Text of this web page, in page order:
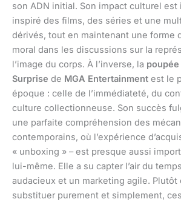
son ADN initial. Son impact culturel est
inspiré des films, des séries et une
dérivés, tout en maintenant une forme
moral dans les discussions sur la
l’image du corps. À l’inverse, la poupée
Surprise de MGA Entertainment est le
époque : celle de l’immédiateté, du
culture collectionneuse. Son succès
une parfaite compréhension des
contemporains, où l’expérience
« unboxing » – est presque aussi
lui-même. Elle a su capter l’air du
audacieux et un marketing agile. Plutôt
substituer purement et simplement,